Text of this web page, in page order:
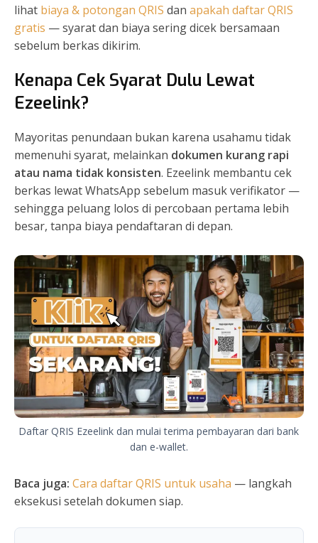
lihat biaya & potongan QRIS dan apakah daftar QRIS
gratis — syarat dan biaya sering dicek bersamaan
sebelum berkas dikirim.
Kenapa Cek Syarat Dulu Lewat
Ezeelink?
Mayoritas penundaan bukan karena usahamu tidak
memenuhi syarat, melainkan dokumen kurang rapi
atau nama tidak konsisten. Ezeelink membantu cek
berkas lewat WhatsApp sebelum masuk verifikator —
sehingga peluang lolos di percobaan pertama lebih
besar, tanpa biaya pendaftaran di depan.
Daftar QRIS Ezeelink dan mulai terima pembayaran dari bank
dan e-wallet.
Baca juga: Cara daftar QRIS untuk usaha — langkah
eksekusi setelah dokumen siap.